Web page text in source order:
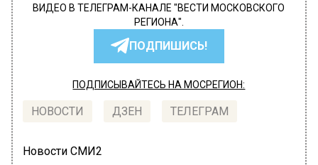
ВИДЕО В ТЕЛЕГРАМ-КАНАЛЕ "ВЕСТИ МОСКОВСКОГО
РЕГИОНА".
ПОДПИШИСЬ!
ПОДПИСЫВАЙТЕСЬ НА МОСРЕГИОН:
НОВОСТИ ДЗЕН ТЕЛЕГРАМ
Новости СМИ2